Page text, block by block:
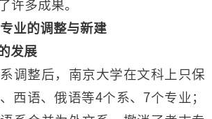
许多成果。
专业的调整与新建
发展
调整后，南京大学在文科上只保
西语、俄语等4个系、7个专业；